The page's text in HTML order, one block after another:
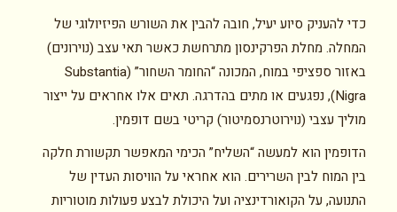
כדי להעניק סיוע יעיל, חובה להבין את השורש הפיזיולוגי של
המחלה. מחלת הפרקינסון מתרחשת כאשר תאי עצב (נוירונים)
באזור ספציפי במוח, המכונה “החומר השחור” (Substantia
Nigra), נפגעים או מתים בהדרגה. תאים אלו אחראים על ייצור
מוליך עצבי (נוירוטרנסמיטור) קריטי בשם דופמין.
הדופמין הוא למעשה “השליח” הכימי המאפשר תקשורת חלקה
בין המוח לבין השרירים. הוא אחראי על הוויסות העדין של
התנועה, על הקואורדינציה ועל היכולת לבצע פעולות מוטוריות